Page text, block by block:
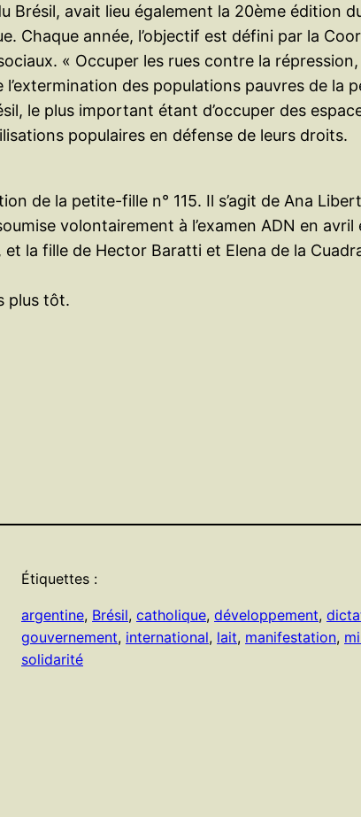
Brésil, avait lieu également la 20ème édition
Chaque année, l’objectif est défini par la
« Occuper les rues contre la
des populations pauvres de la
le plus important étant d’occuper des
populaires en défense de leurs droits.
de la petite-fille n° 115. Il s’agit de Ana
volontairement à l’examen ADN en
la fille de Hector Baratti et Elena de la
plus tôt.
Étiquettes :
argentine, Brésil, catholique, développement,
gouvernement, international, lait, manifestation,
solidarité